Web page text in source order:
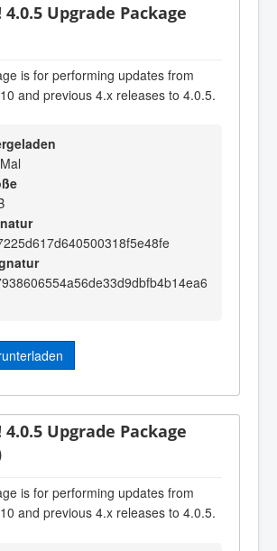
4.0.5 Upgrade Package
is for performing updates from
and previous 4.x releases to 4.0.5.
4.0.5 Upgrade Package
is for performing updates from
and previous 4.x releases to 4.0.5.